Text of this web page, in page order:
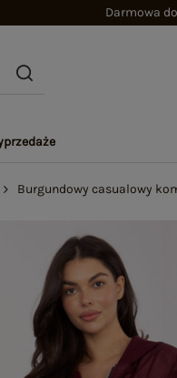
Darmowa
Burgundowy casualowy